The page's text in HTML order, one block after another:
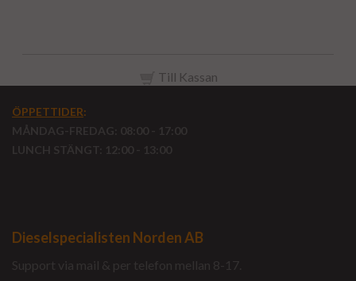
Till Kassan
ÖPPETTIDER:
MÅNDAG-FREDAG: 08:00 - 17:00
LUNCH STÄNGT: 12:00 - 13:00
Dieselspecialisten Norden AB
Support via mail & per telefon mellan 8-17.